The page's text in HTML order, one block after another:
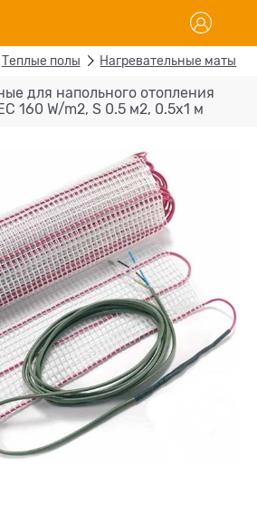
Теплые полы Нагревательные маты
для напольного отопления
160 W/m2, S 0.5 м2, 0.5х1 м